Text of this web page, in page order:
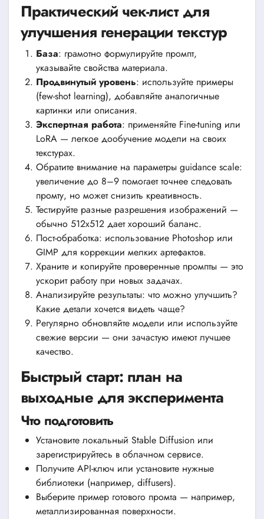
Практический чек-лист для
улучшения генерации текстур
База: грамотно формулируйте промпт,
указывайте свойства материала.
Продвинутый уровень: используйте примеры
(few-shot learning), добавляйте аналогичные
картинки или описания.
Экспертная работа: применяйте Fine-tuning или
LoRA — легкое дообучение модели на своих
текстурах.
Обратите внимание на параметры guidance scale:
увеличение до 8–9 помогает точнее следовать
промту, но может снизить креативность.
Тестируйте разные разрешения изображений —
обычно 512х512 дает хороший баланс.
Пост-обработка: использование Photoshop или
GIMP для коррекции мелких артефактов.
Храните и копируйте проверенные промпты — это
ускорит работу при новых задачах.
Анализируйте результаты: что можно улучшить?
Какие детали хочется видеть чаще?
Регулярно обновляйте модели или используйте
свежие версии — они зачастую имеют лучшее
качество.
Быстрый старт: план на
выходные для эксперимента
Что подготовить
Установите локальный Stable Diffusion или
зарегистрируйтесь в облачном сервисе.
Получите API-ключ или установите нужные
библиотеки (например, diffusers).
Выберите пример готового промта — например,
металлизированная поверхности.